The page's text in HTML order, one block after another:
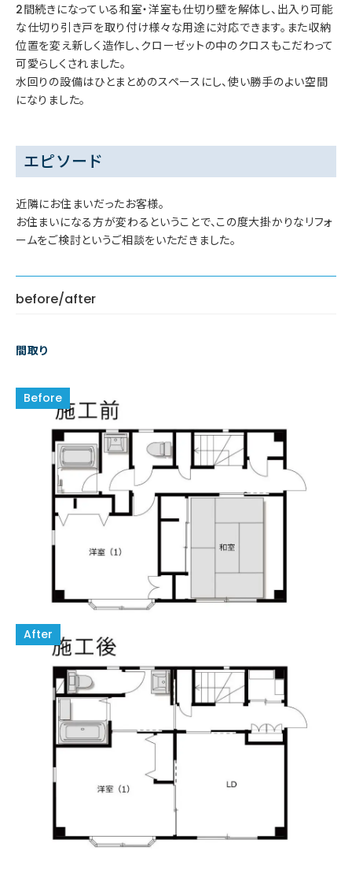
2間続きになっている和室・洋室も仕切り壁を解体し、出入り可能
な仕切り引き戸を取り付け様々な用途に対応できます。また収納
位置を変え新しく造作し、クローゼットの中のクロスもこだわって
可愛らしくされました。
水回りの設備はひとまとめのスペースにし、使い勝手のよい空間
になりました。
エピソード
近隣にお住まいだったお客様。
お住まいになる方が変わるということで、この度大掛かりなリフォ
ームをご検討というご相談をいただきました。
before/after
間取り